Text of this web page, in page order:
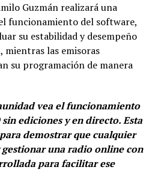
Guzmán realizará una
funcionamiento del software,
su estabilidad y desempeño
mientras las emisoras
su programación de manera
vea el funcionamiento
ediciones y en directo. Esta
demostrar que cualquier
una radio online con
para facilitar ese